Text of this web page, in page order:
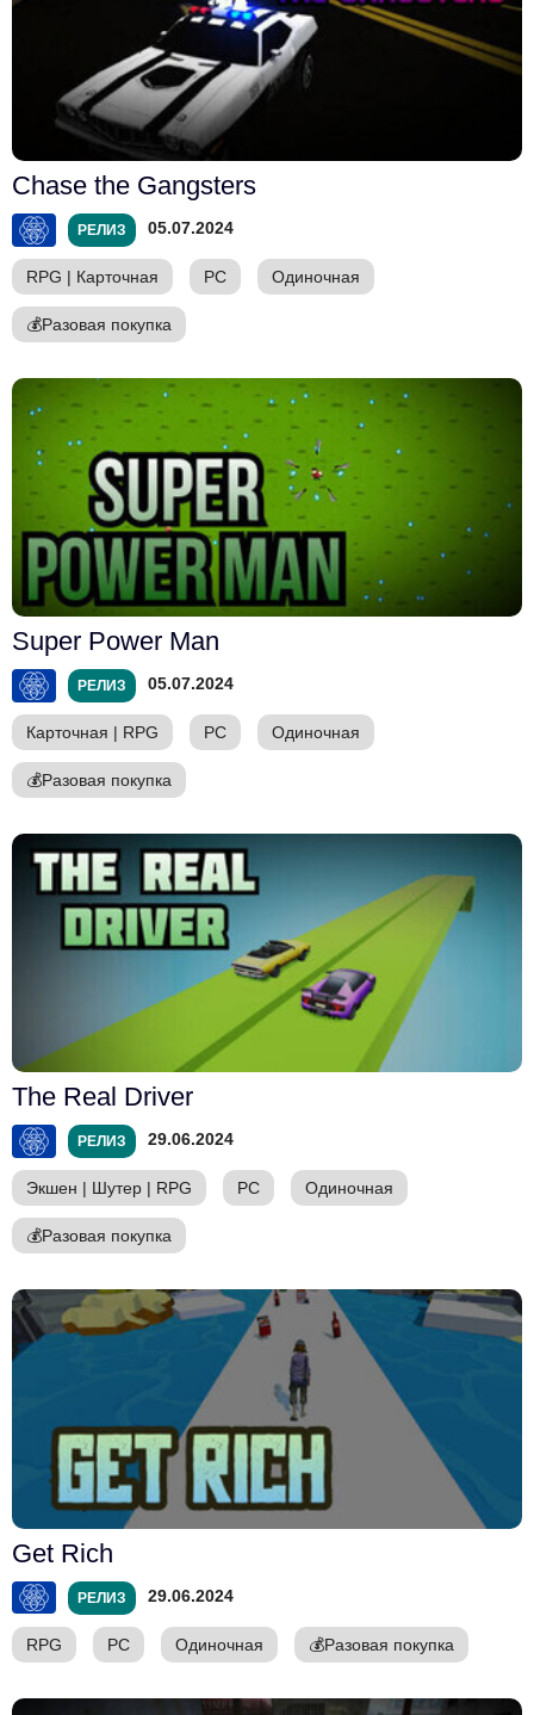
Chase the Gangsters
РЕЛИЗ 05.07.2024
RPG | Карточная PC Одиночная
💰Разовая покупка
Super Power Man
РЕЛИЗ 05.07.2024
Карточная | RPG PC Одиночная
💰Разовая покупка
The Real Driver
РЕЛИЗ 29.06.2024
Экшен | Шутер | RPG PC Одиночная
💰Разовая покупка
Get Rich
РЕЛИЗ 29.06.2024
RPG PC Одиночная 💰Разовая покупка